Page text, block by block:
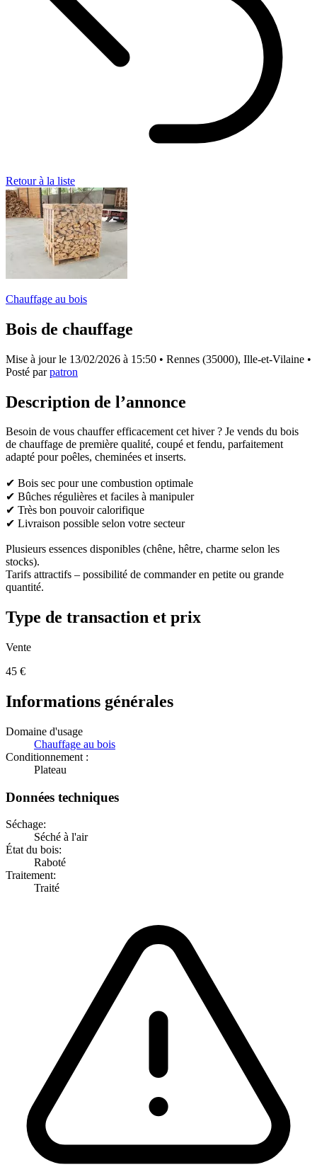
Retour à la liste
Chauffage au bois
Bois de chauffage
Mise à jour le 13/02/2026 à 15:50 • Rennes (35000), Ille-et-Vilaine •
Posté parpatron
Description de l’annonce
Besoin de vous chauffer efficacement cet hiver ? Je vends du bois
de chauffage de première qualité, coupé et fendu, parfaitement
adapté pour poêles, cheminées et inserts.
✔ Bois sec pour une combustion optimale
✔ Bûches régulières et faciles à manipuler
✔ Très bon pouvoir calorifique
✔ Livraison possible selon votre secteur
Plusieurs essences disponibles (chêne, hêtre, charme selon les
stocks).
Tarifs attractifs – possibilité de commander en petite ou grande
quantité.
Type de transaction et prix
Vente
45 €
Informations générales
Domaine d'usage
Chauffage au bois
Conditionnement :
Plateau
Données techniques
Séchage:
Séché à l'air
État du bois:
Raboté
Traitement:
Traité